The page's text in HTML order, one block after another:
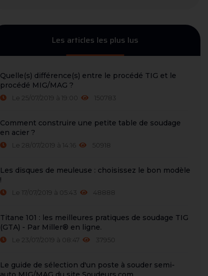
Les articles les plus lus
Quelle(s) différence(s) entre le procédé TIG et le
procédé MIG/MAG ?
Le 25/07/2019 à 19:00 150783
Comment construire une petite table de soudage
en acier ?
Le 28/07/2019 à 14:16 50918
Les disques de meuleuse : choisissez le bon modèle
!
Le 17/07/2019 à 05:43 48888
Titane 101 : les meilleures pratiques de soudage TIG
(GTA) - Par Miller® en ligne.
Le 23/07/2019 à 08:47 37950
Le guide de sélection d'un poste à souder semi-